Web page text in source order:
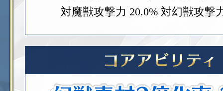
対魔獣攻撃力 20.0% 対幻獣攻撃